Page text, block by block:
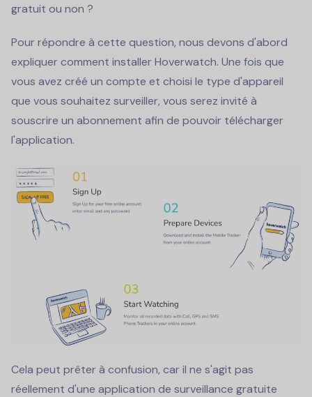
gratuit ou non ?
Pour répondre à cette question, nous devons d'abord
expliquer comment installer Hoverwatch. Une fois que
vous avez créé un compte et choisi le type d'appareil
que vous souhaitez surveiller, vous serez invité à
souscrire un abonnement afin de pouvoir télécharger
l'application.
Cela peut prêter à confusion, car il ne s'agit pas
réellement d'une application de surveillance gratuite